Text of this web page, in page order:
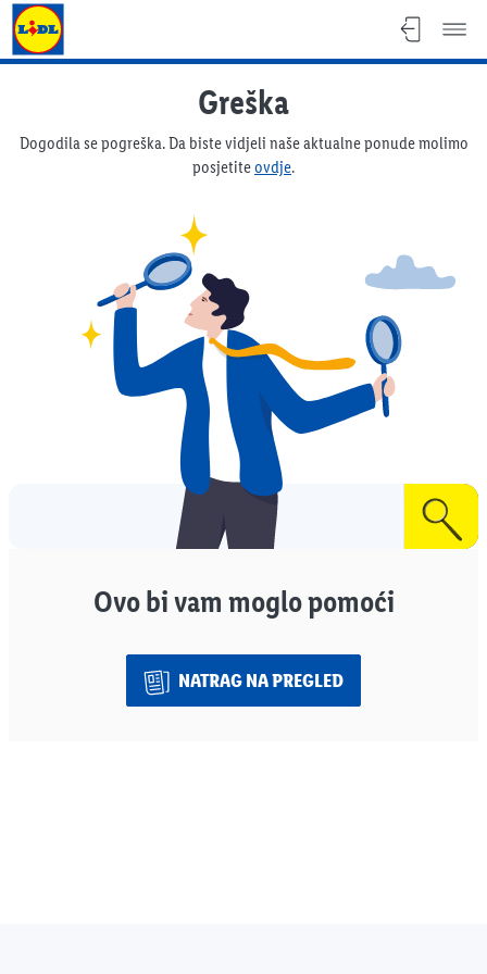
Lidl katalog
Greška
Dogodila se pogreška. Da biste vidjeli naše aktualne ponude molimo
posjetiteovdje.
Ovo bi vam moglo pomoći
NATRAG NA PREGLED